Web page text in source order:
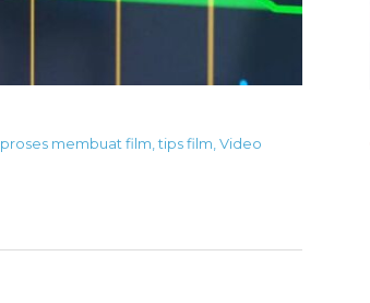
proses membuat film tips film Video